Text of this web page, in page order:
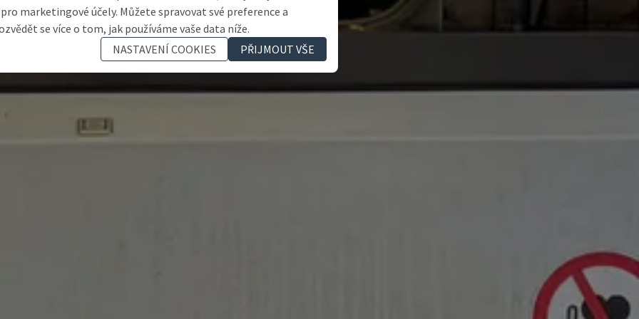
marketingové účely. Můžete spravovat své preference a
se více o tom, jak používáme vaše data níže.
NASTAVENÍ COOKIES
PŘIJMOUT VŠE